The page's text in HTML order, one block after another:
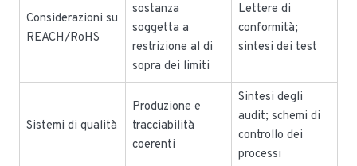
Considerazioni su
REACH/RoHS
sostanza
soggetta a
restrizione al di
sopra dei limiti
Lettere di
conformità;
sintesi dei test
Sistemi di qualità
Produzione e
tracciabilità
coerenti
Sintesi degli
audit; schemi di
controllo dei
processi